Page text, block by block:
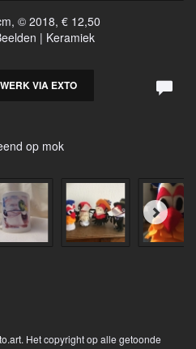
© 2018, € 12,50
| Keramiek
VIA EXTO
op mok
. Het copyright op alle getoonde